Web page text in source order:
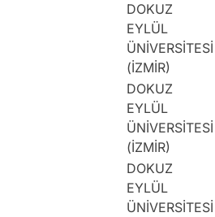
DOKUZ
EYLÜL
ÜNİVERSİTESİ
(İZMİR)
DOKUZ
EYLÜL
ÜNİVERSİTESİ
(İZMİR)
DOKUZ
EYLÜL
ÜNİVERSİTESİ